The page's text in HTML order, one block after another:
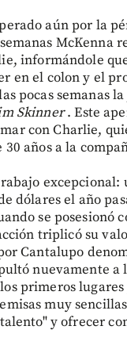
aún por la
McKenna
informándole
en el colon y el
pocas semanas
Skinner. Este
con Charlie,
años a la
excepcional:
dólares el año
se posesionó
triplicó su
Cantalupo
nuevamente a
primeros lugares
muy
y ofrecer